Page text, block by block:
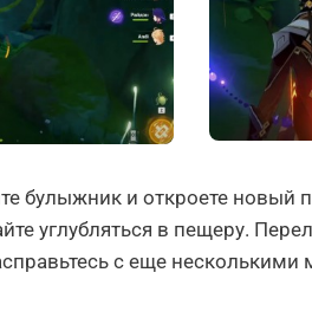
булыжник и откроете новый
углубляться в пещеру.
с еще несколькими